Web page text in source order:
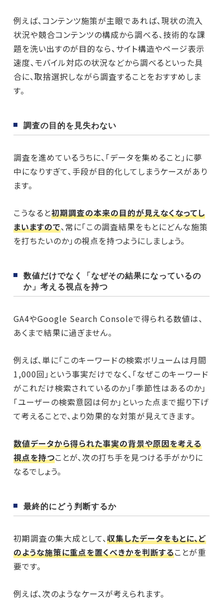
例えば、コンテンツ施策が主眼であれば、現状の流入
状況や競合コンテンツの構成から調べる、技術的な課
題を洗い出すのが目的なら、サイト構造やページ表示
速度、モバイル対応の状況などから調べるといった具
合に、取捨選択しながら調査することをおすすめしま
す。
調査の目的を見失わない
調査を進めているうちに、「データを集めること」に夢
中になりすぎて、手段が目的化してしまうケースがあり
ます。
こうなると初期調査の本来の目的が見えなくなってし
まいますので、常に「この調査結果をもとにどんな施策
を打ちたいのか」の視点を持つようにしましょう。
数値だけでなく「なぜその結果になっているの
か」考える視点を持つ
GA4やGoogle Search Consoleで得られる数値は、
あくまで結果に過ぎません。
例えば、単に「このキーワードの検索ボリュームは月間
1,000回」という事実だけでなく、「なぜこのキーワード
がこれだけ検索されているのか」「季節性はあるのか」
「ユーザーの検索意図は何か」といった点まで掘り下げ
て考えることで、より効果的な対策が見えてきます。
数値データから得られた事実の背景や原因を考える
視点を持つことが、次の打ち手を見つける手がかりに
なるでしょう。
最終的にどう判断するか
初期調査の集大成として、収集したデータをもとに、ど
のような施策に重点を置くべきかを判断することが重
要です。
例えば、次のようなケースが考えられます。